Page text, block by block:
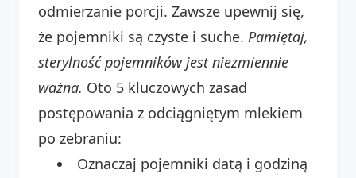
odmierzanie porcji. Zawsze upewnij się,
że pojemniki są czyste i suche. Pamiętaj,
sterylność pojemników jest niezmiennie
ważna. Oto 5 kluczowych zasad
postępowania z odciągniętym mlekiem
po zebraniu:
Oznaczaj pojemniki datą i godziną